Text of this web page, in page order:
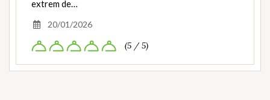
extrem de…
20/01/2026
(5 / 5)